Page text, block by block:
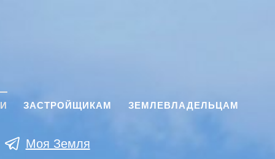
ЗАСТРОЙЩИКАМ ЗЕМЛЕВЛАДЕЛЬЦАМ
Моя Земля